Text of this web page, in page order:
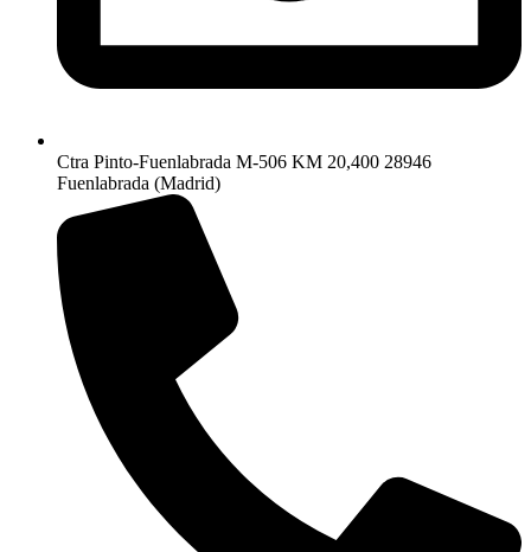
Ctra Pinto-Fuenlabrada M-506 KM 20,400 28946
Fuenlabrada (Madrid)